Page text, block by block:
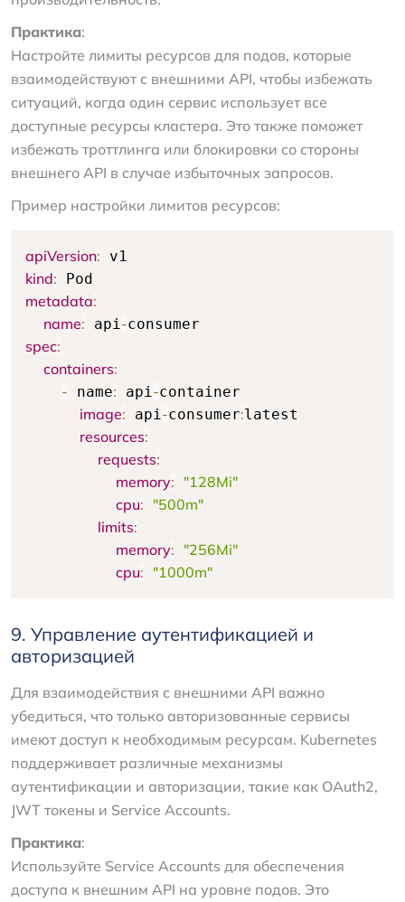
Практика:
Настройте лимиты ресурсов для подов, которые
взаимодействуют с внешними API, чтобы избежать
ситуаций, когда один сервис использует все
доступные ресурсы кластера. Это также поможет
избежать троттлинга или блокировки со стороны
внешнего API в случае избыточных запросов.
Пример настройки лимитов ресурсов:
apiVersion:
kind:
metadata:
name: api-
spec:
containers:
- name: api-container
image: api-consumer:latest
resources:
requests:
memory: "128Mi"
cpu: "500m"
limits:
memory: "256Mi"
cpu: "1000m"
9. Управление аутентификацией и
авторизацией
Для взаимодействия с внешними API важно
убедиться, что только авторизованные сервисы
имеют доступ к необходимым ресурсам. Kubernetes
поддерживает различные механизмы
аутентификации и авторизации, такие как OAuth2,
JWT токены и Service Accounts.
Практика:
Используйте Service Accounts для обеспечения
доступа к внешним API на уровне подов. Это